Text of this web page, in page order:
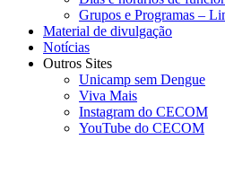
Grupos e Programas –
Material de divulgação
Notícias
Outros Sites
Unicamp sem Dengue
Viva Mais
Instagram do CECOM
YouTube do CECOM